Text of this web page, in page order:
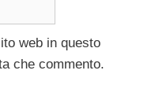
web in questo
che commento.